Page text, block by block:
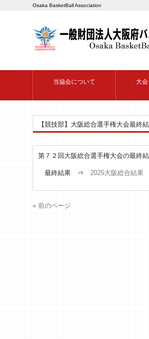
Osaka BasketBall Association
当協会について 大
【競技部】大阪総合選手権大会最終
第７２回大阪総合選手権大会の最終
最終結果 ⇒ 2025大阪総合結果
« 前のページ